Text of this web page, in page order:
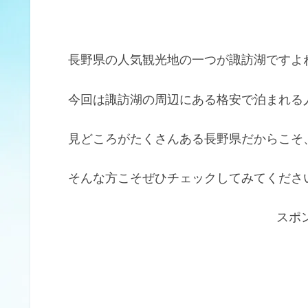
長野県の人気観光地の一つが諏訪湖ですよ
今回は諏訪湖の周辺にある格安で泊まれ
見どころがたくさんある長野県だからこ
そんな方こそぜひチェックしてみてくださ
スポ